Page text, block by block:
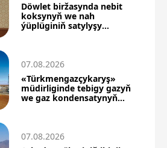
Döwlet biržasynda nebit
koksynyň we nah
ýüplüginiň satylyşy
07.08.2026
«Türkmengazçykaryş»
müdirliginde tebigy gazyň
we gaz kondensatynyň
07.08.2026